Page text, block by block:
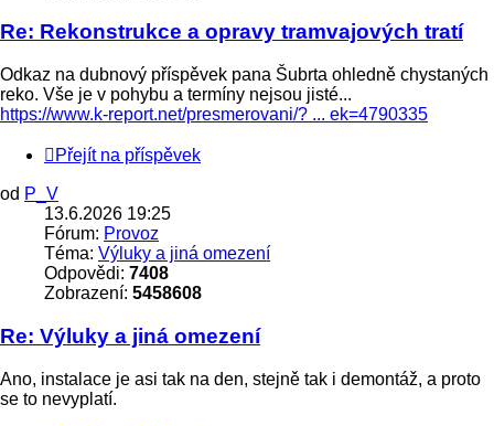
Re: Rekonstrukce a opravy tramvajových tratí
Odkaz na dubnový příspěvek pana Šubrta ohledně chystaných
reko. Vše je v pohybu a termíny nejsou jisté...
https://www.k-report.net/presmerovani/? ... ek=4790335
Přejít na příspěvek
od P_V
13.6.2026 19:25
Fórum: Provoz
Téma: Výluky a jiná omezení
Odpovědi: 7408
Zobrazení: 5458608
Re: Výluky a jiná omezení
Ano, instalace je asi tak na den, stejně tak i demontáž, a proto
se to nevyplatí.